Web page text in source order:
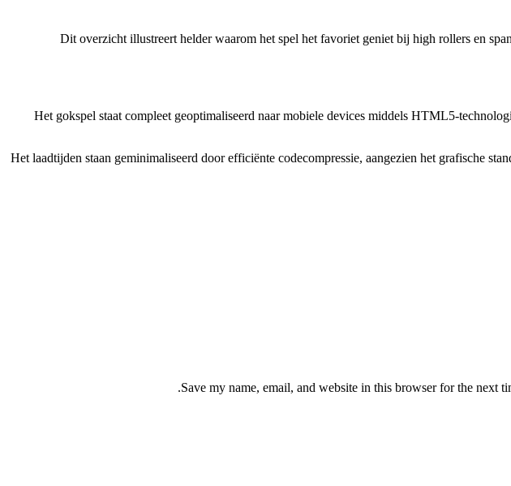
Dit overzicht illustreert helder waarom het spel het favoriet geniet bij high rollers en
Het gokspel staat compleet geoptimaliseerd naar mobiele devices middels HTML5-
Het laadtijden staan geminimaliseerd door efficiënte codecompressie, aangezien het grafische
Save my name, email, and website in this browser for the next